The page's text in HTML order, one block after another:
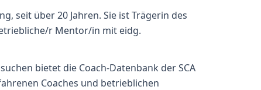
seit über 20 Jahren. Sie ist Trägerin des
r Mentor/in mit eidg.
bietet die Coach-Datenbank der SCA
Coaches und betrieblichen